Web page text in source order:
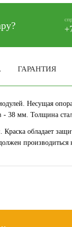
ГАРАНТИЯ
Несущая
- 38 мм. Толщина
обладает
производиться